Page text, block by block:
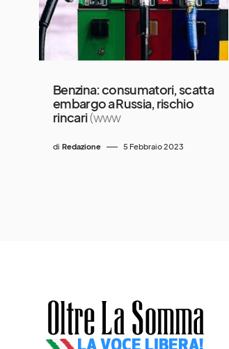
Benzina: consumatori, scatta
embargo a Russia, rischio
rincari (www
di Redazione 5 Febbraio 2023